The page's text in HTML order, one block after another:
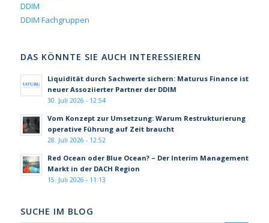
DDIM
DDIM Fachgruppen
DAS KÖNNTE SIE AUCH INTERESSIEREN
Liquidität durch Sachwerte sichern: Maturus Finance ist
neuer Assoziierter Partner der DDIM
30. Juli 2026 - 12:54
Vom Konzept zur Umsetzung: Warum Restrukturierung
operative Führung auf Zeit braucht
28. Juli 2026 - 12:52
Red Ocean oder Blue Ocean? – Der Interim Management
Markt in der DACH Region
15. Juli 2026 - 11:13
SUCHE IM BLOG